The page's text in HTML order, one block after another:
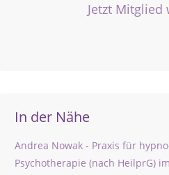
Jetzt Mitglied
In der Nähe
Andrea Nowak - Praxis für
Psychotherapie (nach HeilprG)